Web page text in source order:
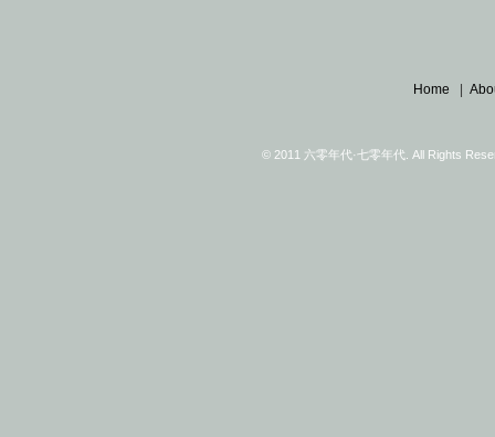
Home |
© 2011 六零年代·七零年代. All Rights